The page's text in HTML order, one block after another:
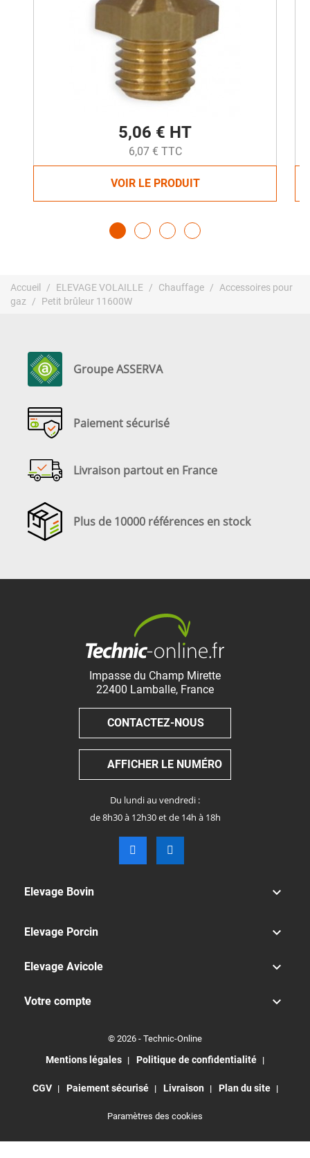
5,06 € HT
6,07 € TTC
VOIR LE PRODUIT
Accueil ELEVAGE VOLAILLE Chauffage
Accessoires pour
gaz
Petit brûleur 11600W
Groupe ASSERVA
Paiement sécurisé
Livraison partout en France
Plus de 10000 références en stock
Impasse du Champ Mirette
22400 Lamballe, France
CONTACTEZ-NOUS
AFFICHER LE NUMÉRO
Du lundi au vendredi :
de 8h30 à 12h30 et de 14h à 18h
Elevage Bovin 
Elevage Porcin 
Elevage Avicole 
Votre compte 
© 2026 - Technic-Online
Mentions légales Politique de confidentialité
CGV Paiement sécurisé Livraison Plan du site
Paramètres des cookies